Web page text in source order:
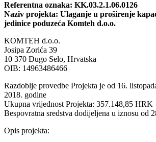
Referentna oznaka: KK.03.2.1.06.0126
Naziv projekta: Ulaganje u proširenje
jedinice poduzeća Komteh d.o.o.
KOMTEH d.o.o.
Josipa Zorića 39
10 370 Dugo Selo, Hrvatska
OIB: 14963486466
Razdoblje provedbe Projekta je od 16.
2018. godine
Ukupna vrijednost Projekta: 357.148,85 HRK
Bespovratna sredstva dodijeljena u iznosu od
Opis projekta: